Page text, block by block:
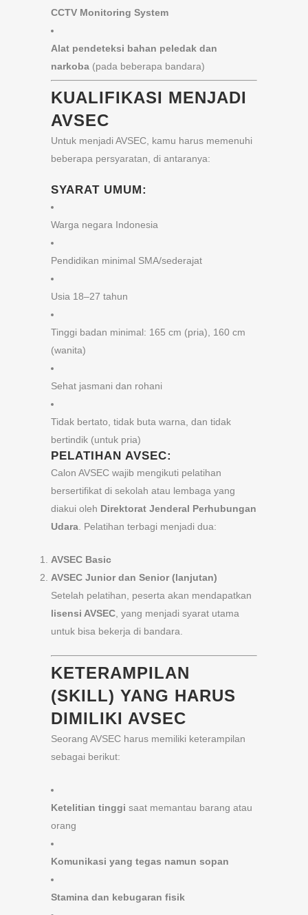
CCTV Monitoring System
Alat pendeteksi bahan peledak dan
narkoba (pada beberapa bandara)
KUALIFIKASI MENJADI
AVSEC
Untuk menjadi AVSEC, kamu harus memenuhi
beberapa persyaratan, di antaranya:
SYARAT UMUM:
Warga negara Indonesia
Pendidikan minimal SMA/sederajat
Usia 18–27 tahun
Tinggi badan minimal: 165 cm (pria), 160 cm
(wanita)
Sehat jasmani dan rohani
Tidak bertato, tidak buta warna, dan tidak
bertindik (untuk pria)
PELATIHAN AVSEC:
Calon AVSEC wajib mengikuti pelatihan
bersertifikat di sekolah atau lembaga yang
diakui oleh Direktorat Jenderal Perhubungan
Udara. Pelatihan terbagi menjadi dua:
AVSEC Basic
AVSEC Junior dan Senior (lanjutan)
Setelah pelatihan, peserta akan mendapatkan
lisensi AVSEC, yang menjadi syarat utama
untuk bisa bekerja di bandara.
KETERAMPILAN
(SKILL) YANG HARUS
DIMILIKI AVSEC
Seorang AVSEC harus memiliki keterampilan
sebagai berikut:
Ketelitian tinggi saat memantau barang atau
orang
Komunikasi yang tegas namun sopan
Stamina dan kebugaran fisik